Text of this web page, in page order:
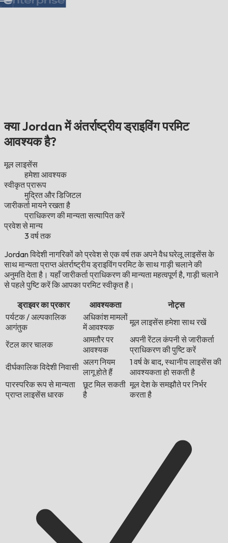
क्या Jordan में अंतर्राष्ट्रीय ड्राइविंग परमिट
आवश्यक है?
मूल लाइसेंस
हमेशा आवश्यक
स्वीकृत प्रारूप
मुद्रित और डिजिटल
जारीकर्ता मायने रखता है
प्राधिकरण की मान्यता सत्यापित करें
प्रवेश से मान्य
3 वर्ष तक
Jordan विदेशी नागरिकों को प्रवेश से एक वर्ष तक अपने वैध घरेलू लाइसेंस के
साथ मान्यता प्राप्त अंतर्राष्ट्रीय ड्राइविंग परमिट के साथ गाड़ी चलाने की
अनुमति देता है। यहाँ जारीकर्ता प्राधिकरण की मान्यता महत्वपूर्ण है, गाड़ी चलाने
से पहले पुष्टि करें कि आपका परमिट स्वीकृत है।
ड्राइवर का प्रकार
आवश्यकता
नोट्स
पर्यटक / अल्पकालिक
आगंतुक
अधिकांश मामलों
में आवश्यक
मूल लाइसेंस हमेशा साथ रखें
रेंटल कार चालक
आमतौर पर
आवश्यक
अपनी रेंटल कंपनी से जारीकर्ता
प्राधिकरण की पुष्टि करें
दीर्घकालिक विदेशी निवासी अलग नियम
लागू होते हैं
1 वर्ष के बाद, स्थानीय लाइसेंस की
आवश्यकता हो सकती है
पारस्परिक रूप से मान्यता
प्राप्त लाइसेंस धारक
छूट मिल सकती
है
मूल देश के समझौते पर निर्भर
करता है